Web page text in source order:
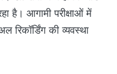
है। आगामी परीक्षाओं में
की व्यवस्था